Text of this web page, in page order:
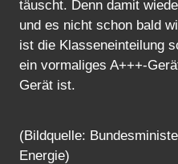
täuscht. Denn damit
und es nicht schon bald
ist die Klasseneinteilung
ein vormaliges A+++-
Gerät ist.
(Bildquelle:
Energie)